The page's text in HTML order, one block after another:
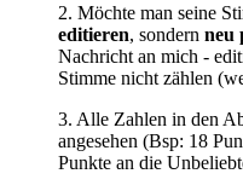
2. Möchte man seine
editieren, sondern neu
Nachricht an mich -
Stimme nicht zählen
3. Alle Zahlen in den
angesehen (Bsp: 18
Punkte an die